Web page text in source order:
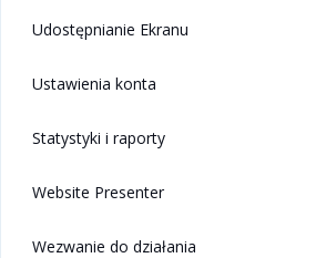
Udostępnianie Ekranu
Ustawienia konta
Statystyki i raporty
Website Presenter
Wezwanie do działania